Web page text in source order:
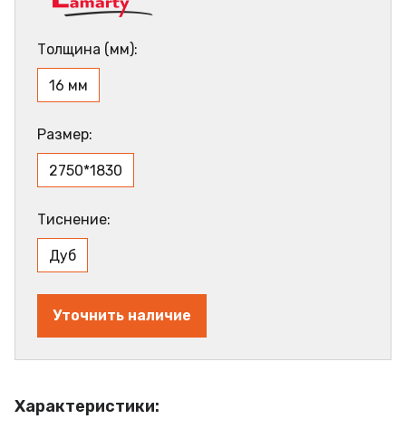
Характеристики:
Толщина (мм):
16 мм
Размер:
2750*1830
Тиснение:
Дуб
Уточнить наличие